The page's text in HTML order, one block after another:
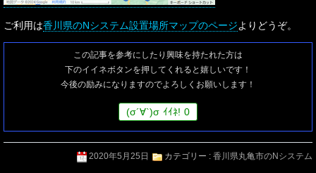
ご利用は香川県のNシステム設置場所マップのページよりどうぞ。
この記事を参考にしたり興味を持たれた方は
下のイイネボタンを押してくれると嬉しいです！
今後の励みになりますのでよろしくお願いします！
(σ´∀`)σ ｲｲﾈ! 0
2020年5月25日 カテゴリー : 香川県丸亀市のNシステム